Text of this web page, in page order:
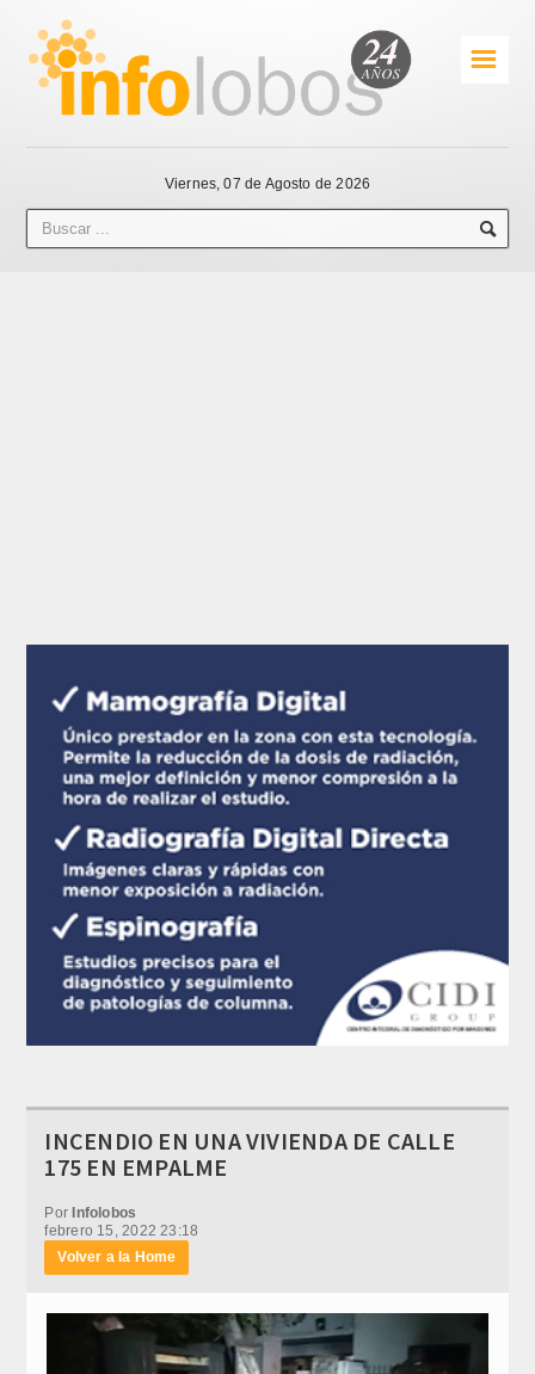
☰
Viernes, 07 de Agosto de 2026
INCENDIO EN UNA VIVIENDA DE CALLE
175 EN EMPALME
PorInfolobos
febrero 15, 2022 23:18
Volver a la Home